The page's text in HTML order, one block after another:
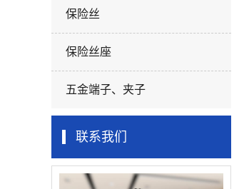
保险丝
保险丝座
五金端子、夹子
联系我们